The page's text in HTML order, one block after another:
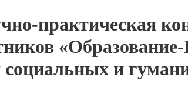
практическая
и